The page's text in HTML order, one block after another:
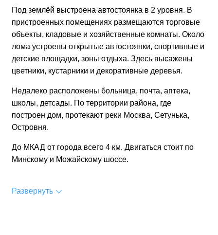
Под землёй выстроена автостоянка в 2 уровня. В
пристроенных помещениях размещаются торговые
объекты, кладовые и хозяйственные комнаты. Около
лома устроены открытые автостоянки, спортивные и
детские площадки, зоны отдыха. Здесь высажены
цветники, кустарники и декоративные деревья.
Недалеко расположены больница, почта, аптека,
школы, детсады. По территории района, где
построен дом, протекают реки Москва, Сетунька,
Островня.
До МКАД от города всего 4 км. Двигаться стоит по
Минскому и Можайскому шоссе.
Развернуть